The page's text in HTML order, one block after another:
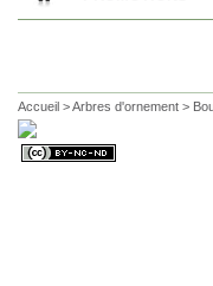
Accueil >Arbres d'ornement >